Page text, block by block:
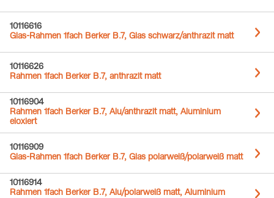
10116616
Glas-Rahmen 1fach Berker B.7, Glas schwarz/anthrazit matt
10116626
Rahmen 1fach Berker B.7, anthrazit matt
10116904
Rahmen 1fach Berker B.7, Alu/anthrazit matt, Aluminium
eloxiert
10116909
Glas-Rahmen 1fach Berker B.7, Glas polarweiß/polarweiß matt
10116914
Rahmen 1fach Berker B.7, Alu/polarweiß matt, Aluminium